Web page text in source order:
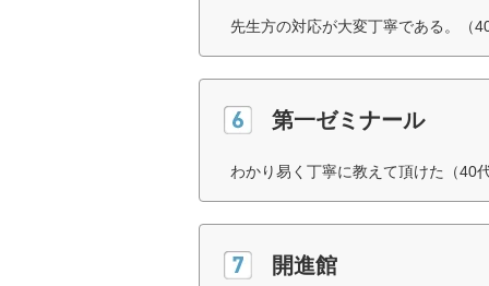
先生方の対応が大変丁寧である。（
第一ゼミナール
わかり易く丁寧に教えて頂けた（40
開進館